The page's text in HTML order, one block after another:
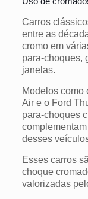
Carros
entre as
cromo em
para-choques,
janelas.
Modelos como
Air e o Ford
para-choques
desses
Esses carros
choque
valorizadas